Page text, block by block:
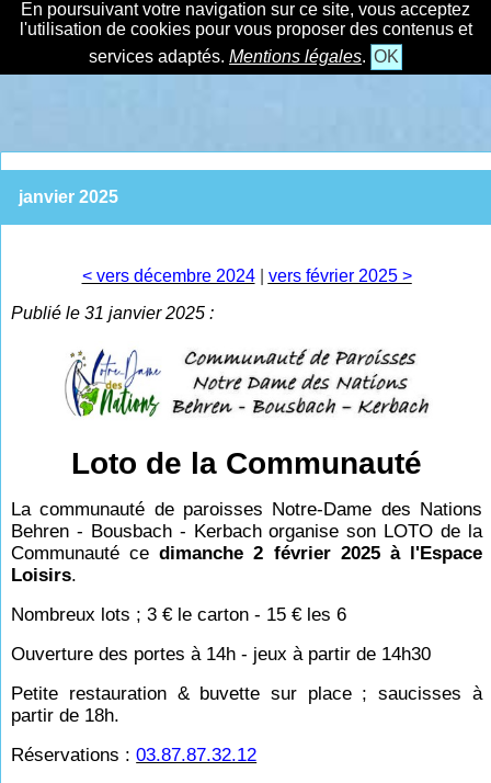
En poursuivant votre navigation sur ce site, vous acceptez
l'utilisation de cookies pour vous proposer des contenus et
services adaptés. Mentions légales. OK
janvier 2025
< vers décembre 2024| vers février 2025 >
Publié le 31 janvier 2025 :
Loto de la Communauté
La communauté de paroisses Notre-Dame des Nations
Behren - Bousbach - Kerbach organise son LOTO de la
Communauté cedimanche 2 février 2025 à l'Espace
Loisirs.
Nombreux lots ; 3 € le carton - 15 € les 6
Ouverture des portes à 14h - jeux à partir de 14h30
Petite restauration & buvette sur place ; saucisses à
partir de 18h.
Réservations :03.87.87.32.12